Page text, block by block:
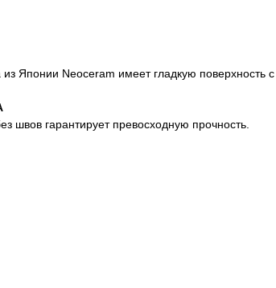
Японии Neoceram имеет гладкую поверхность
швов гарантирует превосходную прочность.